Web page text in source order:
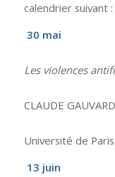
calendrier suivant :
30 mai
Les violences
CLAUDE GAUVARD
Université de
13 juin